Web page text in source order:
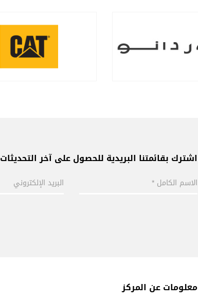
اشترك بقائمتنا البريدية للحصول على آخر التحديثات
معلومات عن المركز